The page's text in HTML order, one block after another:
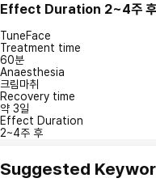
Effect Duration 2~4주 후
TuneFace
Treatment time
60분
Anaesthesia
크림마취
Recovery time
약 3일
Effect Duration
2~4주 후
Suggested